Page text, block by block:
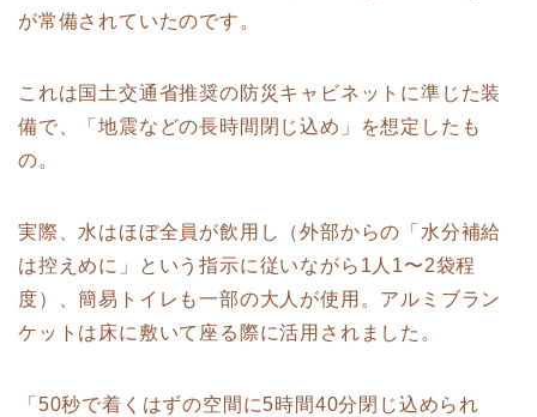
が常備されていたのです。
これは国土交通省推奨の防災キャビネットに準じた装
備で、「地震などの長時間閉じ込め」を想定したも
の。
実際、水はほぼ全員が飲用し（外部からの「水分補給
は控えめに」という指示に従いながら1人1〜2袋程
度）、簡易トイレも一部の大人が使用。アルミブラン
ケットは床に敷いて座る際に活用されました。
「50秒で着くはずの空間に5時間40分閉じ込められ